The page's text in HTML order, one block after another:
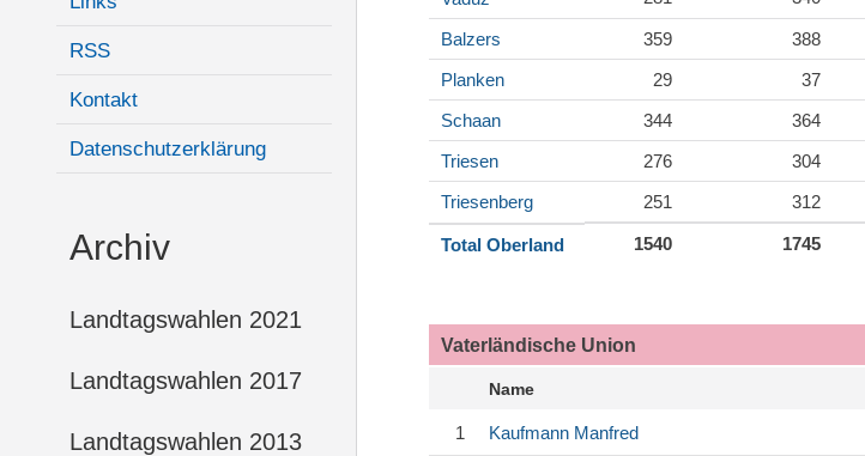
RSS
Kontakt
Datenschutzerklärung
Archiv
Landtagswahlen 2021
Landtagswahlen 2017
Landtagswahlen 2013
Balzers 359 388
Planken
29 37
Schaan
344 364
Triesen
276 304
Triesenberg
251 312
Total Oberland 1540 1745
Vaterländische Union
Name
1 Kaufmann Manfred